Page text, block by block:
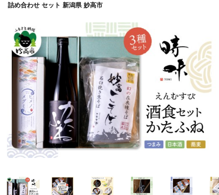
詰め合わせ セット 新潟県 妙高市